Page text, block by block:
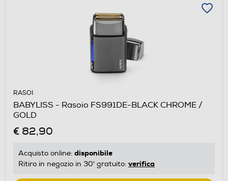
RASOI
BABYLISS - Rasoio FS991DE-BLACK CHROME /
GOLD
€ 82,90
Acquisto online: disponibile
Ritiro in negozio in 30' gratuito: verifica